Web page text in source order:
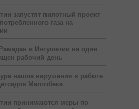
запустят пилотный проект
газа на
в Ингушетии на один
рабочий день
нашла нарушения в работе
Малгобека
принимаются меры по